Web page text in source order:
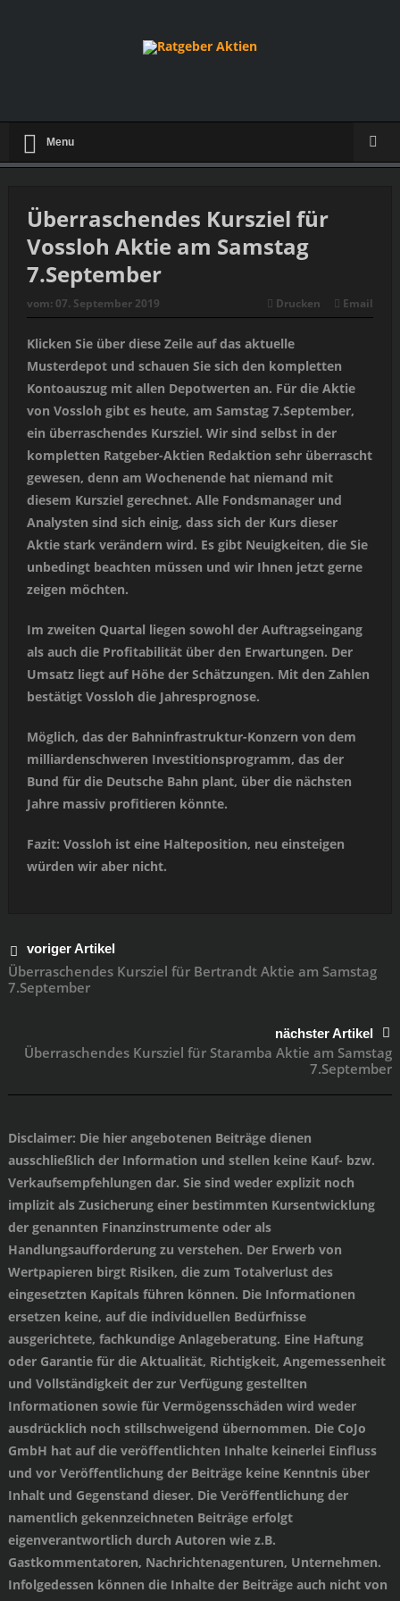
Menu
Überraschendes Kursziel für
Vossloh Aktie am Samstag
7.September
vom: 07. September 2019 Drucken Email
Klicken Sie über diese Zeile auf das aktuelle
Musterdepot und schauen Sie sich den kompletten
Kontoauszug mit allen Depotwerten an. Für die Aktie
von Vossloh gibt es heute, am Samstag 7.September,
ein überraschendes Kursziel. Wir sind selbst in der
kompletten Ratgeber-Aktien Redaktion sehr überrascht
gewesen, denn am Wochenende hat niemand mit
diesem Kursziel gerechnet. Alle Fondsmanager und
Analysten sind sich einig, dass sich der Kurs dieser
Aktie stark verändern wird. Es gibt Neuigkeiten, die Sie
unbedingt beachten müssen und wir Ihnen jetzt gerne
zeigen möchten.
Im zweiten Quartal liegen sowohl der Auftragseingang
als auch die Profitabilität über den Erwartungen. Der
Umsatz liegt auf Höhe der Schätzungen. Mit den Zahlen
bestätigt Vossloh die Jahresprognose.
Möglich, das der Bahninfrastruktur-Konzern von dem
milliardenschweren Investitionsprogramm, das der
Bund für die Deutsche Bahn plant, über die nächsten
Jahre massiv profitieren könnte.
Fazit: Vossloh ist eine Halteposition, neu einsteigen
würden wir aber nicht.
voriger Artikel
Überraschendes Kursziel für Bertrandt Aktie am Samstag
7.September
nächster Artikel
Überraschendes Kursziel für Staramba Aktie am Samstag
7.September
Disclaimer: Die hier angebotenen Beiträge dienen
ausschließlich der Information und stellen keine Kauf- bzw.
Verkaufsempfehlungen dar. Sie sind weder explizit noch
implizit als Zusicherung einer bestimmten Kursentwicklung
der genannten Finanzinstrumente oder als
Handlungsaufforderung zu verstehen. Der Erwerb von
Wertpapieren birgt Risiken, die zum Totalverlust des
eingesetzten Kapitals führen können. Die Informationen
ersetzen keine, auf die individuellen Bedürfnisse
ausgerichtete, fachkundige Anlageberatung. Eine Haftung
oder Garantie für die Aktualität, Richtigkeit, Angemessenheit
und Vollständigkeit der zur Verfügung gestellten
Informationen sowie für Vermögensschäden wird weder
ausdrücklich noch stillschweigend übernommen. Die CoJo
GmbH hat auf die veröffentlichten Inhalte keinerlei Einfluss
und vor Veröffentlichung der Beiträge keine Kenntnis über
Inhalt und Gegenstand dieser. Die Veröffentlichung der
namentlich gekennzeichneten Beiträge erfolgt
eigenverantwortlich durch Autoren wie z.B.
Gastkommentatoren, Nachrichtenagenturen, Unternehmen.
Infolgedessen können die Inhalte der Beiträge auch nicht von